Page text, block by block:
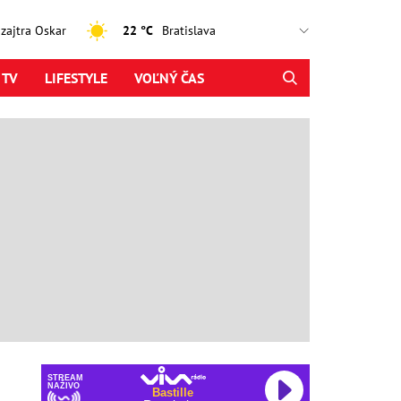
Oskar 22 °C
LIFESTYLE VOĽNÝ ČAS
STREAM
NAŽIVO
Bastille